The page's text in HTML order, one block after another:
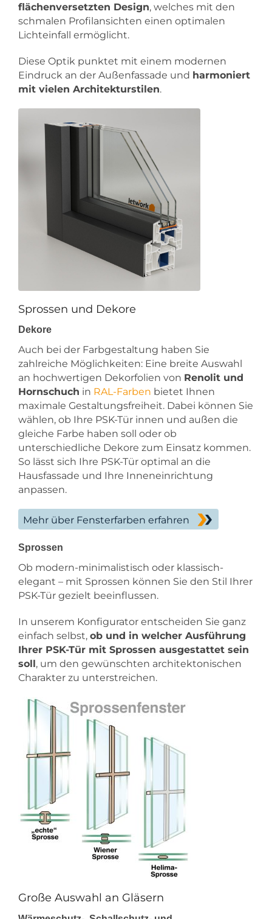
flächenversetzten Design, welches mit den
schmalen Profilansichten einen optimalen
Lichteinfall ermöglicht.
Diese Optik punktet mit einem modernen
Eindruck an der Außenfassade und harmoniert
mit vielen Architekturstilen.
Sprossen und Dekore
Dekore
Auch bei der Farbgestaltung haben Sie
zahlreiche Möglichkeiten: Eine breite Auswahl
an hochwertigen Dekorfolien von Renolit und
Hornschuch in RAL-Farben bietet Ihnen
maximale Gestaltungsfreiheit. Dabei können Sie
wählen, ob Ihre PSK-Tür innen und außen die
gleiche Farbe haben soll oder ob
unterschiedliche Dekore zum Einsatz kommen.
So lässt sich Ihre PSK-Tür optimal an die
Hausfassade und Ihre Inneneinrichtung
anpassen.
Mehr über Fensterfarben erfahren
Sprossen
Ob modern-minimalistisch oder klassisch-
elegant – mit Sprossen können Sie den Stil Ihrer
PSK-Tür gezielt beeinflussen.
In unserem Konfigurator entscheiden Sie ganz
einfach selbst, ob und in welcher Ausführung
Ihrer PSK-Tür mit Sprossen ausgestattet sein
soll , um den gewünschten architektonischen
Charakter zu unterstreichen.
Große Auswahl an Gläsern